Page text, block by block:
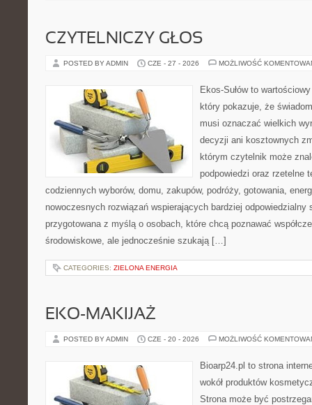
CZYTELNICZY GŁOS
POSTED BY ADMIN CZE - 27 - 2026 MOŻLIWOŚĆ
Ekos-Sułów to
który pokazuje, że
musi oznaczać wielkich
decyzji ani kosztownych
którym czytelnik może
podpowiedzi oraz rzetelne
codziennych wyborów, domu, zakupów, podróży, gotowania,
nowoczesnych rozwiązań wspierających bardziej odpowiedzialny
przygotowana z myślą o osobach, które chcą poznawać
środowiskowe, ale jednocześnie szukają […]
CATEGORIES: ZIELONA ENERGIA
EKO-MAKIJAŻ
POSTED BY ADMIN CZE - 20 - 2026 MOŻLIWOŚĆ
Bioarp24.pl to strona
wokół produktów
Strona może być